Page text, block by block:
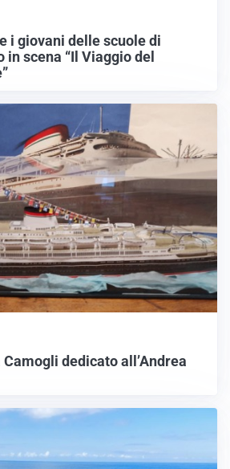
i giovani delle scuole di
scena “Il Viaggio del
Camogli dedicato all’Andrea